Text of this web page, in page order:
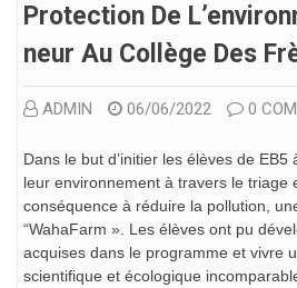
Protection De
Neur Au Collège Des
ADMIN 06/06/2022 0
Dans le but d’initier les élèves de
leur environnement à travers le triage
conséquence à réduire la pollution,
“WahaFarm ». Les élèves ont pu
acquises dans le programme et vivre
scientifique et écologique